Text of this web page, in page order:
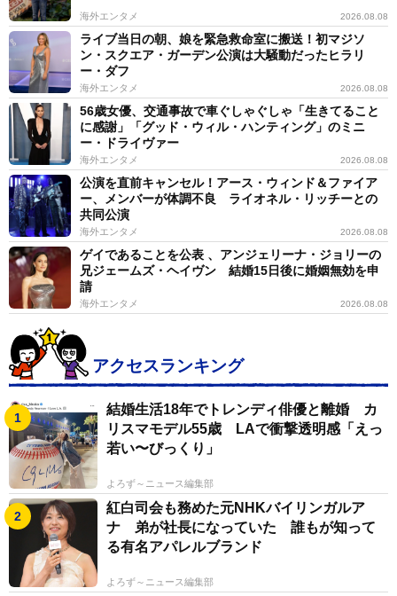
海外エンタメ 2026.08.08
ライブ当日の朝、娘を緊急救命室に搬送！初マジソ
ン・スクエア・ガーデン公演は大騒動だったヒラリ
ー・ダフ
海外エンタメ 2026.08.08
56歳女優、交通事故で車ぐしゃぐしゃ「生きてること
に感謝」「グッド・ウィル・ハンティング」のミニ
ー・ドライヴァー
海外エンタメ 2026.08.08
公演を直前キャンセル！アース・ウィンド＆ファイア
ー、メンバーが体調不良 ライオネル・リッチーとの
共同公演
海外エンタメ 2026.08.08
ゲイであることを公表 、アンジェリーナ・ジョリーの
兄ジェームズ・ヘイヴン 結婚15日後に婚姻無効を申
請
海外エンタメ 2026.08.08
アクセスランキング
結婚生活18年でトレンディ俳優と離婚 カ
リスマモデル55歳 LAで衝撃透明感「えっ
若い〜びっくり」
よろず～ニュース編集部
紅白司会も務めた元NHKバイリンガルア
ナ 弟が社長になっていた 誰もが知って
る有名アパレルブランド
よろず～ニュース編集部